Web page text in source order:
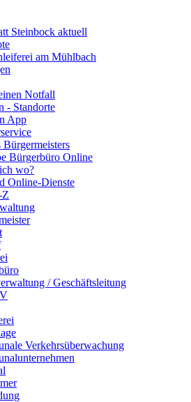
Steinbock aktuell
am Mühlbach
Notfall
- Standorte
App
Bürgerbüro Online
wo?
Online-Dienste
Z
/ Geschäftsleitung
Verkehrsüberwachung